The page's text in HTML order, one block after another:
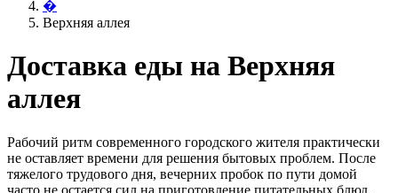
�
Верхняя аллея
Доставка еды на Верхняя
аллея
Рабочий ритм современного городского жителя практически
не оставляет времени для решения бытовых проблем. После
тяжелого трудового дня, вечерних пробок по пути домой
часто не остается сил на приготовление питательных блюд.